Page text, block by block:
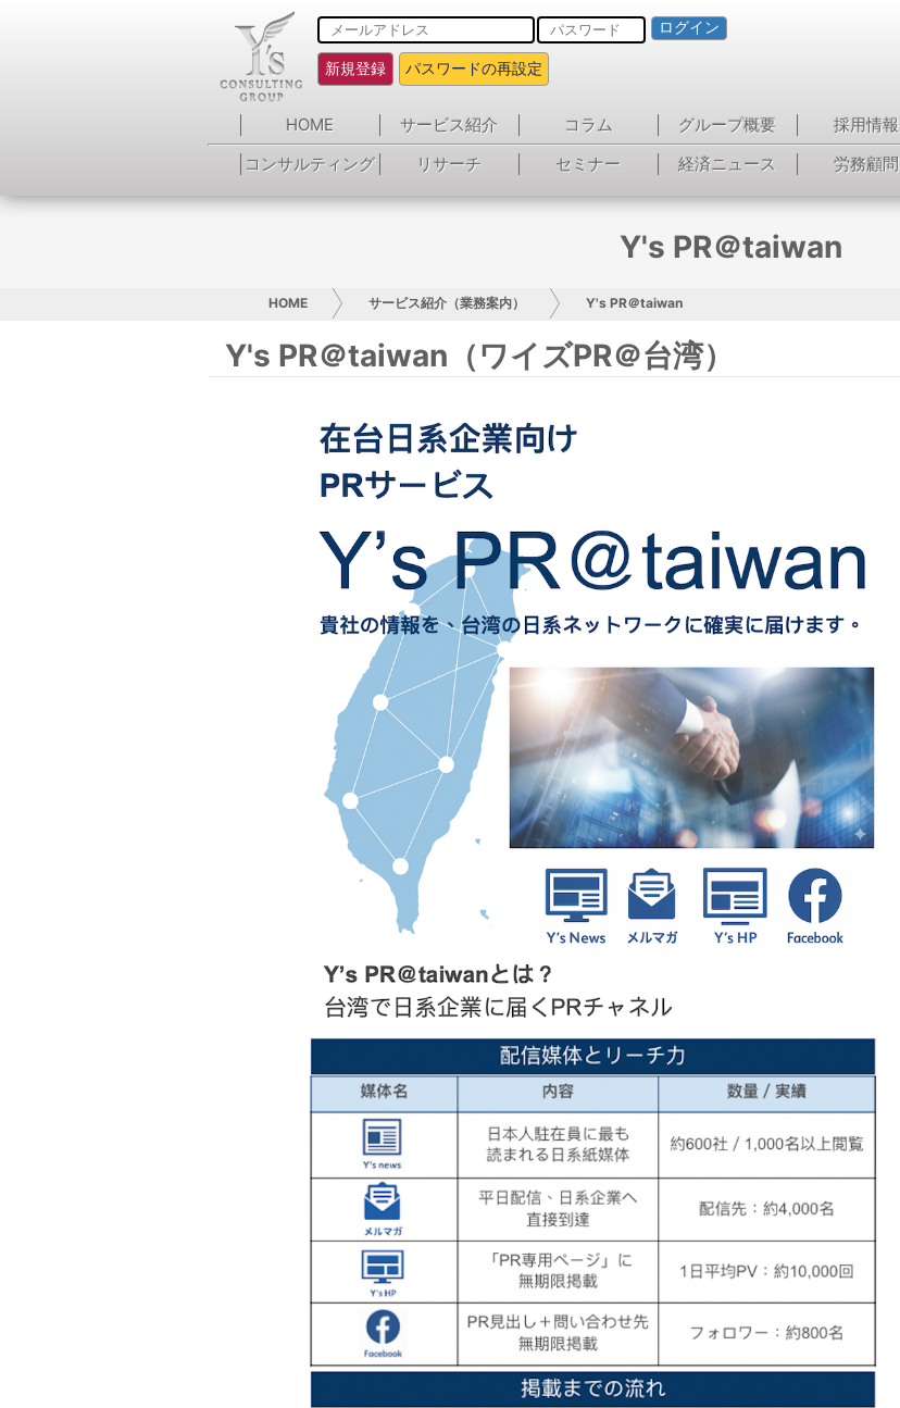
ログイン
新規登録 パスワードの再設定
HOME サービス紹介 コラム グループ概要 採用情報
コンサルティング
リサーチ セミナー 経済ニュース 労務顧問
Y's PR＠taiwan
HOME サービス紹介（業務案内） Y's PR＠taiwan
Y's PR＠taiwan（ワイズPR＠台湾）